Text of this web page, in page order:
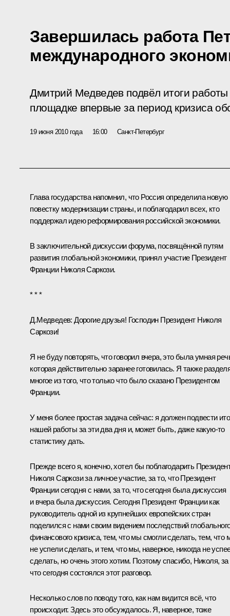
Завершилась работа
международного
Дмитрий Медведев подвёл итоги
площадке впервые за период кризиса
19 июня 2010 года 16:00 Санкт-Петербург
Глава государства напомнил, что Россия определила новую
повестку модернизации страны, и поблагодарил всех, кто
поддержал идею реформирования российской экономики.
В заключительной дискуссии форума, посвящённой путям
развития глобальной экономики, принял участие Президент
Франции Николя Саркози.
* * *
Д.Медведев: Дорогие друзья! Господин Президент Николя
Саркози!
Я не буду повторять, что говорил вчера, это была умная
которая действительно заранее готовилась. Я также
многое из того, что только что было сказано Президентом
Франции.
У меня более простая задача сейчас: я должен подвести
нашей работы за эти два дня и, может быть, даже какую‑то
статистику дать.
Прежде всего я, конечно, хотел бы поблагодарить
Николя Саркози за личное участие, за то, что Президент
Франции сегодня с нами, за то, что сегодня была дискуссия
и вчера была дискуссия. Сегодня Президент Франции как
руководитель одной из крупнейших европейских стран
поделился с нами своим видением последствий
финансового кризиса, тем, что мы смогли сделать, тем, что
не успели сделать, и тем, что мы, наверное, никогда не
сделать, но очень этого хотим. Поэтому спасибо, Николя, за
что сегодня состоялся этот разговор.
Несколько слов по поводу того, как нам видится всё, что
происходит. Здесь это обсуждалось. Я, наверное, тоже